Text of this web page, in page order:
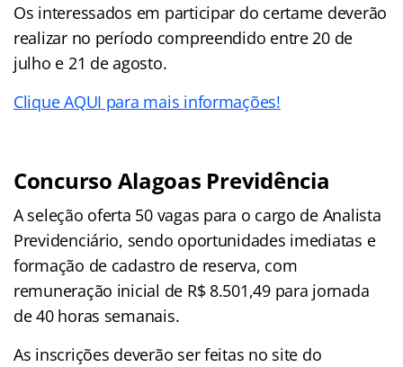
Os interessados em participar do certame deverão
realizar no período compreendido entre 20 de
julho e 21 de agosto.
Clique AQUI para mais informações!
Concurso Alagoas Previdência
A seleção oferta 50 vagas para o cargo de Analista
Previdenciário, sendo oportunidades imediatas e
formação de cadastro de reserva, com
remuneração inicial de R$ 8.501,49 para jornada
de 40 horas semanais.
As inscrições deverão ser feitas no site do